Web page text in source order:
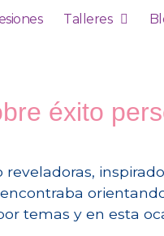
Talleres
éxito
temas y en esta